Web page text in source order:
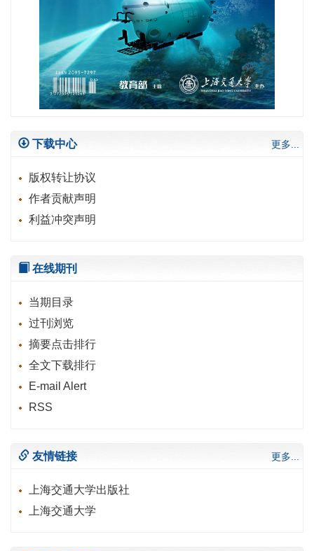
下载中心 更多...
版权转让协议
作者贡献声明
利益冲突声明
在线期刊
当期目录
过刊浏览
摘要点击排行
全文下载排行
E-mail Alert
RSS
友情链接 更多...
上海交通大学出版社
上海交通大学